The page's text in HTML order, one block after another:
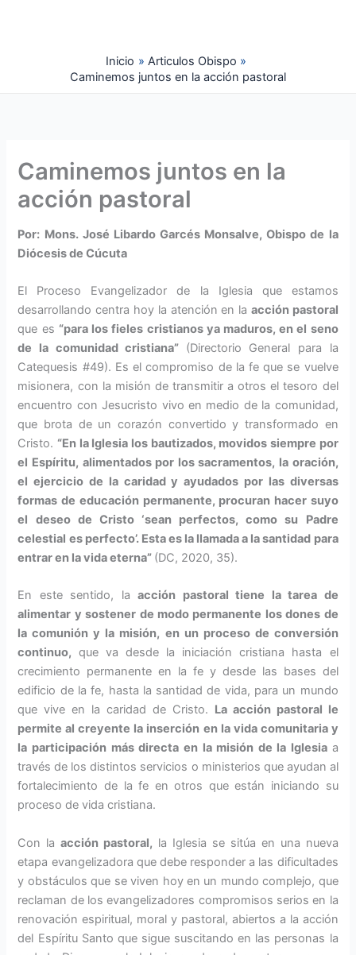
Inicio
Articulos Obispo
Caminemos juntos en la acción pastoral
Caminemos juntos en la
acción pastoral
Por: Mons. José Libardo Garcés Monsalve, Obispo de la
Diócesis de Cúcuta
El Proceso Evangelizador de la Iglesia que estamos
desarro­llando centra hoy la atención en la acción pastoral
que es “para los fieles cristianos ya maduros, en el seno
de la comunidad cris­tiana” (Directorio General para la
Catequesis #49). Es el compromiso de la fe que se vuelve
misionera, con la misión de transmitir a otros el tesoro del
encuentro con Jesucris­to vivo en medio de la comunidad,
que brota de un corazón convertido y transformado en
Cristo. “En la Iglesia los bautizados, movidos siempre por
el Espíritu, alimen­tados por los sacramentos, la ora­ción,
el ejercicio de la caridad y ayudados por las diversas
formas de educación permanente, procu­ran hacer suyo
el deseo de Cristo ‘sean perfectos, como su Padre
celestial es perfecto’. Esta es la llamada a la santidad para
entrar en la vida eterna” (DC, 2020, 35).
En este sentido, laacción pasto­ral tiene la tarea de
alimentar y sostener de modo permanente los dones de
la comunión y la misión, en un proceso de conversión
con­tinuo, que va desde la iniciación cristiana hasta el
crecimiento per­manente en la fe y desde las bases del
edificio de la fe, hasta la santi­dad de vida, para un mundo
que vive en la caridad de Cristo. La acción pastoral le
permite al creyente la inserción en la vida comunitaria y
la participación más directa en la misión de la Iglesia a
través de los distintos servicios o ministerios que ayudan al
fortalecimiento de la fe en otros que están iniciando su
proceso de vida cristiana.
Con laacción pastoral, la Iglesia se sitúa en una nueva
etapa evan­gelizadora que debe responder a las dificultades
y obstáculos que se viven hoy en un mundo complejo, que
reclaman de los evangeliza­dores compromisos serios en la
renovación espiritual, moral y pas­toral, abiertos a la acción
del Espí­ritu Santo que sigue suscitando en las personas la